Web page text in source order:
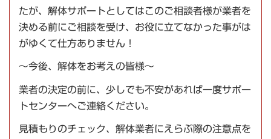
たが、解体サポートとしてはこのご相談者様が業者を
決める前にご相談を受け、お役に立てなかった事がは
がゆくて仕方ありません！
～今後、解体をお考えの皆様～
業者の決定の前に、少しでも不安があれば一度サポー
トセンターへご連絡ください。
見積もりのチェック、解体業者にえらぶ際の注意点を